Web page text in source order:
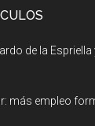
de la
más empleo